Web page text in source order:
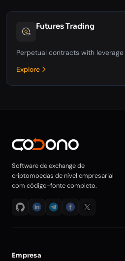
Futures Trading
Perpetual contracts with
Explore
Software de exchange de
criptomoedas de nível empresarial
com código-fonte completo.
Empresa